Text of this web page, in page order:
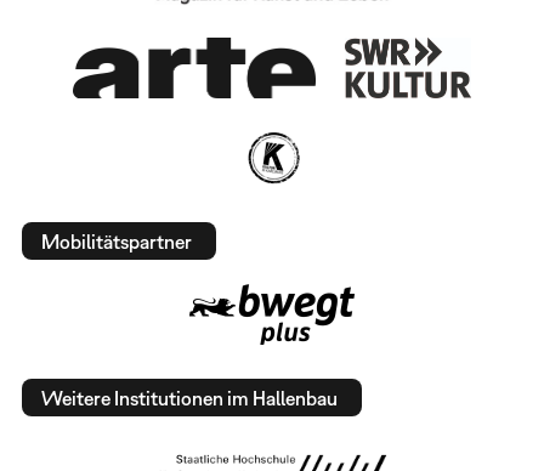
Mobilitätspartner
Weitere Institutionen im Hallenbau